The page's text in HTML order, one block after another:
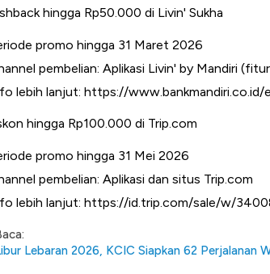
hingga Rp50.000 di Livin' Sukha
promo hingga 31 Maret 2026
pembelian: Aplikasi Livin' by Mandiri
lebih lanjut: https://www.bankmandiri.co.id/
hingga Rp100.000 di Trip.com
promo hingga 31 Mei 2026
pembelian: Aplikasi dan situs Trip.com
lebih lanjut: https://id.trip.com/sale/w/
Lebaran 2026, KCIC Siapkan 62 Perjalanan
Kongo Tutup Keran Ekspor, Harga